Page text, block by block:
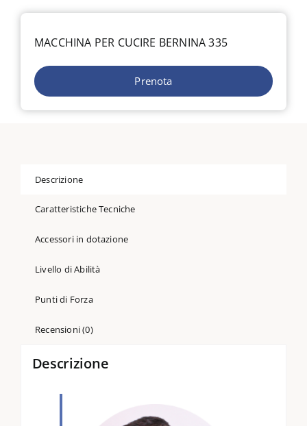
MACCHINA PER CUCIRE BERNINA 335
Prenota
Descrizione
Caratteristiche Tecniche
Accessori in dotazione
Livello di Abilità
Punti di Forza
Recensioni (0)
Descrizione